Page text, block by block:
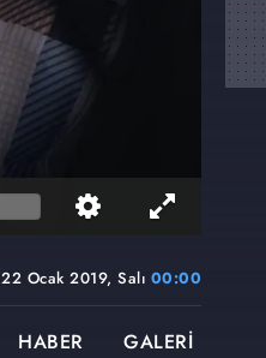
22 Ocak 2019, Salı 00:00
HABER GALERİ